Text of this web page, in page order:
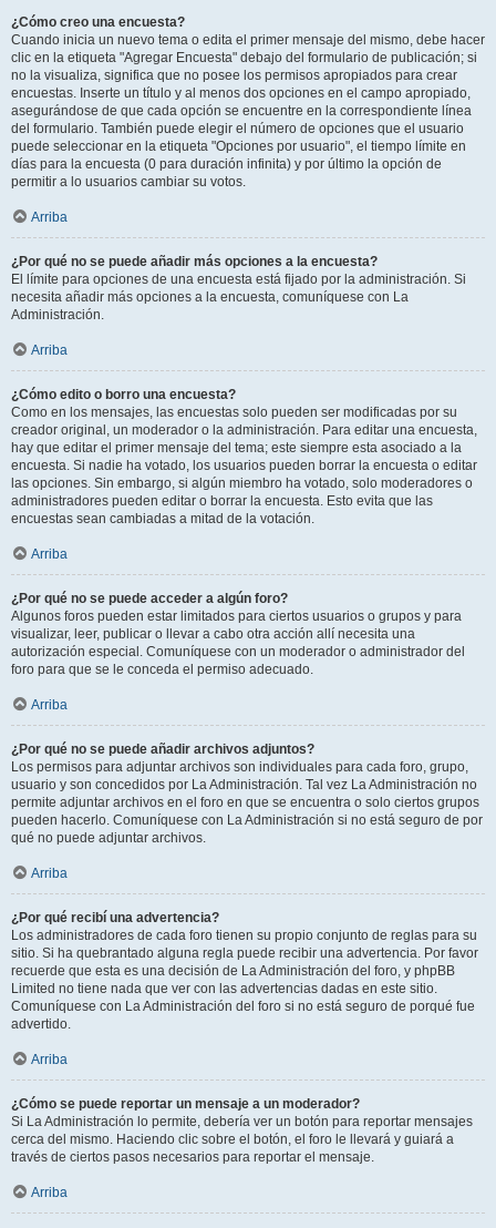
¿Cómo creo una encuesta?
Cuando inicia un nuevo tema o edita el primer mensaje del mismo, debe hacer
clic en la etiqueta "Agregar Encuesta" debajo del formulario de publicación; si
no la visualiza, significa que no posee los permisos apropiados para crear
encuestas. Inserte un título y al menos dos opciones en el campo apropiado,
asegurándose de que cada opción se encuentre en la correspondiente línea
del formulario. También puede elegir el número de opciones que el usuario
puede seleccionar en la etiqueta "Opciones por usuario", el tiempo límite en
días para la encuesta (0 para duración infinita) y por último la opción de
permitir a lo usuarios cambiar su votos.
Arriba
¿Por qué no se puede añadir más opciones a la encuesta?
El límite para opciones de una encuesta está fijado por la administración. Si
necesita añadir más opciones a la encuesta, comuníquese con La
Administración.
Arriba
¿Cómo edito o borro una encuesta?
Como en los mensajes, las encuestas solo pueden ser modificadas por su
creador original, un moderador o la administración. Para editar una encuesta,
hay que editar el primer mensaje del tema; este siempre esta asociado a la
encuesta. Si nadie ha votado, los usuarios pueden borrar la encuesta o editar
las opciones. Sin embargo, si algún miembro ha votado, solo moderadores o
administradores pueden editar o borrar la encuesta. Esto evita que las
encuestas sean cambiadas a mitad de la votación.
Arriba
¿Por qué no se puede acceder a algún foro?
Algunos foros pueden estar limitados para ciertos usuarios o grupos y para
visualizar, leer, publicar o llevar a cabo otra acción allí necesita una
autorización especial. Comuníquese con un moderador o administrador del
foro para que se le conceda el permiso adecuado.
Arriba
¿Por qué no se puede añadir archivos adjuntos?
Los permisos para adjuntar archivos son individuales para cada foro, grupo,
usuario y son concedidos por La Administración. Tal vez La Administración no
permite adjuntar archivos en el foro en que se encuentra o solo ciertos grupos
pueden hacerlo. Comuníquese con La Administración si no está seguro de por
qué no puede adjuntar archivos.
Arriba
¿Por qué recibí una advertencia?
Los administradores de cada foro tienen su propio conjunto de reglas para su
sitio. Si ha quebrantado alguna regla puede recibir una advertencia. Por favor
recuerde que esta es una decisión de La Administración del foro, y phpBB
Limited no tiene nada que ver con las advertencias dadas en este sitio.
Comuníquese con La Administración del foro si no está seguro de porqué fue
advertido.
Arriba
¿Cómo se puede reportar un mensaje a un moderador?
Si La Administración lo permite, debería ver un botón para reportar mensajes
cerca del mismo. Haciendo clic sobre el botón, el foro le llevará y guiará a
través de ciertos pasos necesarios para reportar el mensaje.
Arriba